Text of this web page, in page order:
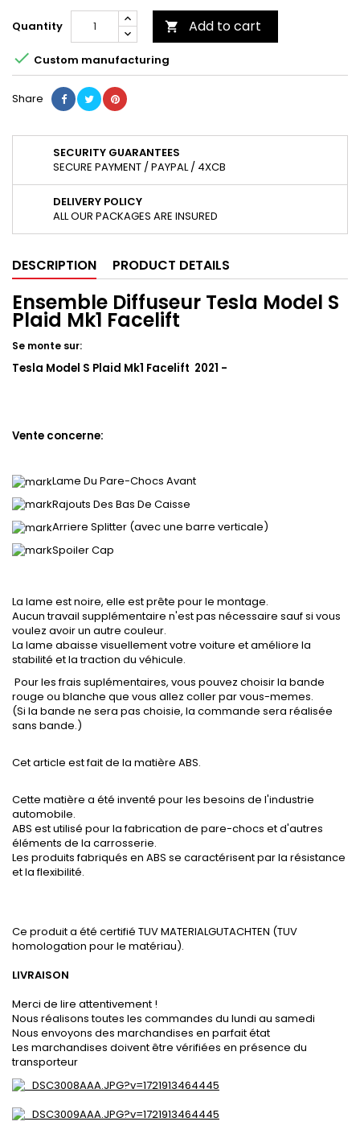
Quantity  Add to cart
 Custom manufacturing
Share
SECURITY GUARANTEES
SECURE PAYMENT / PAYPAL / 4XCB
DELIVERY POLICY
ALL OUR PACKAGES ARE INSURED
DESCRIPTION PRODUCT DETAILS
Ensemble Diffuseur Tesla Model S
Plaid Mk1 Facelift
Se monte sur:
Tesla Model S Plaid Mk1 Facelift 2021 -
Vente concerne:
Lame Du Pare-Chocs Avant
Rajouts Des Bas De Caisse
Arriere Splitter (avec une barre verticale)
Spoiler Cap
La lame est noire, elle est prête pour le montage.
Aucun travail supplémentaire n'est pas nécessaire sauf si vous
voulez avoir un autre couleur.
La lame abaisse visuellement votre voiture et améliore la
stabilité et la traction du véhicule.
Pour les frais suplémentaires, vous pouvez choisir la bande
rouge ou blanche que vous allez coller par vous-memes.
(Si la bande ne sera pas choisie, la commande sera réalisée
sans bande.)
Cet article est fait de la matière ABS.
Cette matière a été inventé pour les besoins de l'industrie
automobile.
ABS est utilisé pour la fabrication de pare-chocs et d'autres
éléments de la carrosserie.
Les produits fabriqués en ABS se caractérisent par la résistance
et la flexibilité.
Ce produit a été certifié TUV MATERIALGUTACHTEN (TUV
homologation pour le matériau).
LIVRAISON
Merci de lire attentivement !
Nous réalisons toutes les commandes du lundi au samedi
Nous envoyons des marchandises en parfait état
Les marchandises doivent être vérifiées en présence du
transporteur